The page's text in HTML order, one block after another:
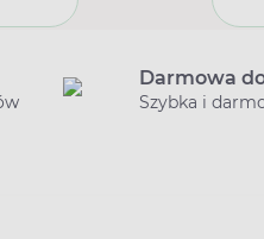
Darmowa
Szybka i